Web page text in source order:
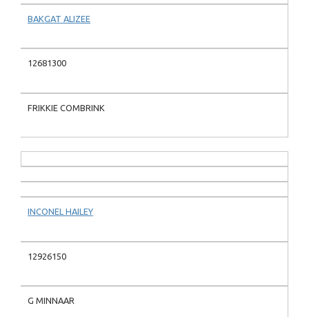
BAKGAT ALIZEE
12681300
FRIKKIE COMBRINK
INCONEL HAILEY
12926150
G MINNAAR